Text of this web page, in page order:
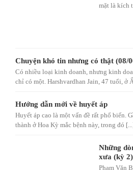
mặt là kích
Chuyện khó tin nhưng có thật (08/
Có nhiều loại kinh doanh, nhưng kinh
chỉ có một. Harshvardhan Jain, 47 tuổi, ở
Hướng dẫn mới về huyết áp
Huyết áp cao là một vấn đề rất phổ biến.
thành ở Hoa Kỳ mắc bệnh này, trong đó
Những
xưa (kỳ 2)
Phạm Văn